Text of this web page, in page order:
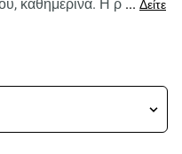
καθημερινά. Η ρ ... Δείτε